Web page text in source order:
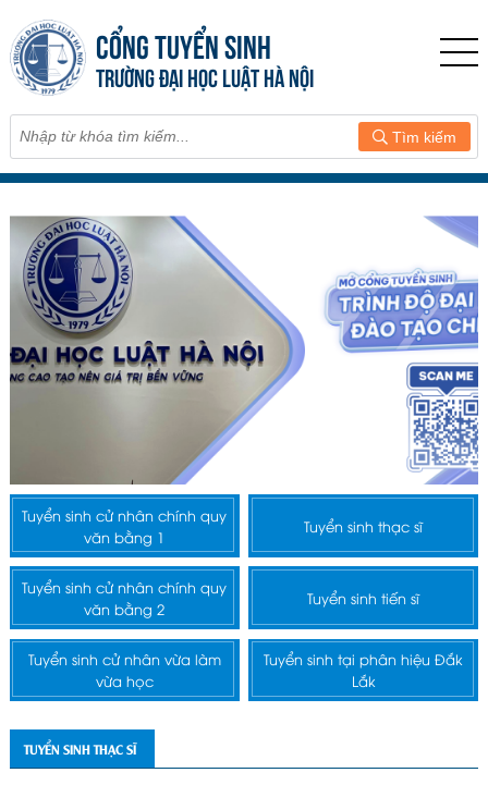
CỔNG TUYỂN SINH
TRƯỜNG ĐẠI HỌC LUẬT HÀ NỘI
Tìm kiếm
Tuyển sinh cử nhân chính quy
văn bằng 1
Tuyển sinh thạc sĩ
Tuyển sinh cử nhân chính quy
văn bằng 2
Tuyển sinh tiến sĩ
Tuyển sinh cử nhân vừa làm
vừa học
Tuyển sinh tại phân hiệu Đắk
Lắk
TUYỂN SINH THẠC SĨ